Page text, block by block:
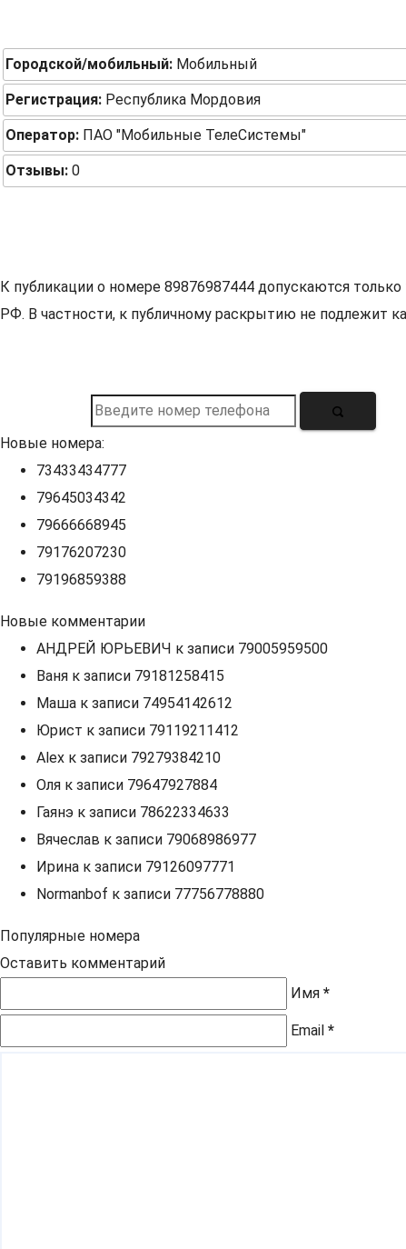
Городской/мобильный: Мобильный
Регистрация: Республика Мордовия
Оператор: ПАО "Мобильные ТелеСистемы"
Отзывы: 0
К публикации о номере 89876987444 допускаются
РФ. В частности, к публичному раскрытию не подлежит
Новые номера:
73433434777
79645034342
79666668945
79176207230
79196859388
Новые комментарии
АНДРЕЙ ЮРЬЕВИЧ к записи 79005959500
Ваня к записи 79181258415
Маша к записи 74954142612
Юрист к записи 79119211412
Alex к записи 79279384210
Оля к записи 79647927884
Гаянэ к записи 78622334633
Вячеслав к записи 79068986977
Ирина к записи 79126097771
Normanbof к записи 77756778880
Популярные номера
Оставить комментарий
Имя *
Email *